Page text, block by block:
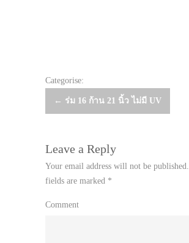
Categorise:
Post
← ร่ม 16 ก้าน 21 นิ้ว ไม่มี UV
Leave a Reply
Your email address will not be published.
fields are marked *
Comment